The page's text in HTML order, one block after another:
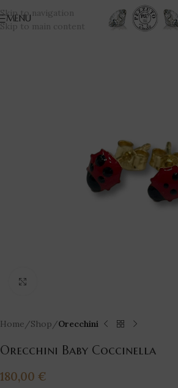
Skip to navigation
Skip to main content
MENU
Home Shop Orecchini
Orecchini Baby Coccinella
180,00 €